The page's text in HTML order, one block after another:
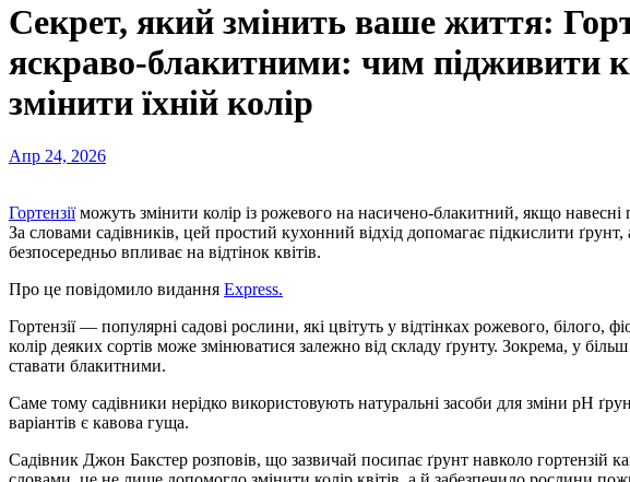
Секрет, який змінить ваше життя:
яскраво-блакитними: чим підживити
змінити їхній колір
Апр 24, 2026
Гортензіїможуть змінити колір із рожевого на насичено-блакитний, якщо
За словами садівників, цей простий кухонний відхід допомагає підкислити ґрунт,
безпосередньо впливає на відтінок квітів.
Про це повідомило видання Express.
Гортензії — популярні садові рослини, які цвітуть у відтінках рожевого, білого,
колір деяких сортів може змінюватися залежно від складу ґрунту. Зокрема, у
ставати блакитними.
Саме тому садівники нерідко використовують натуральні засоби для зміни pH
варіантів є кавова гуща.
Садівник Джон Бакстер розповів, що зазвичай посипає ґрунт навколо гортензій